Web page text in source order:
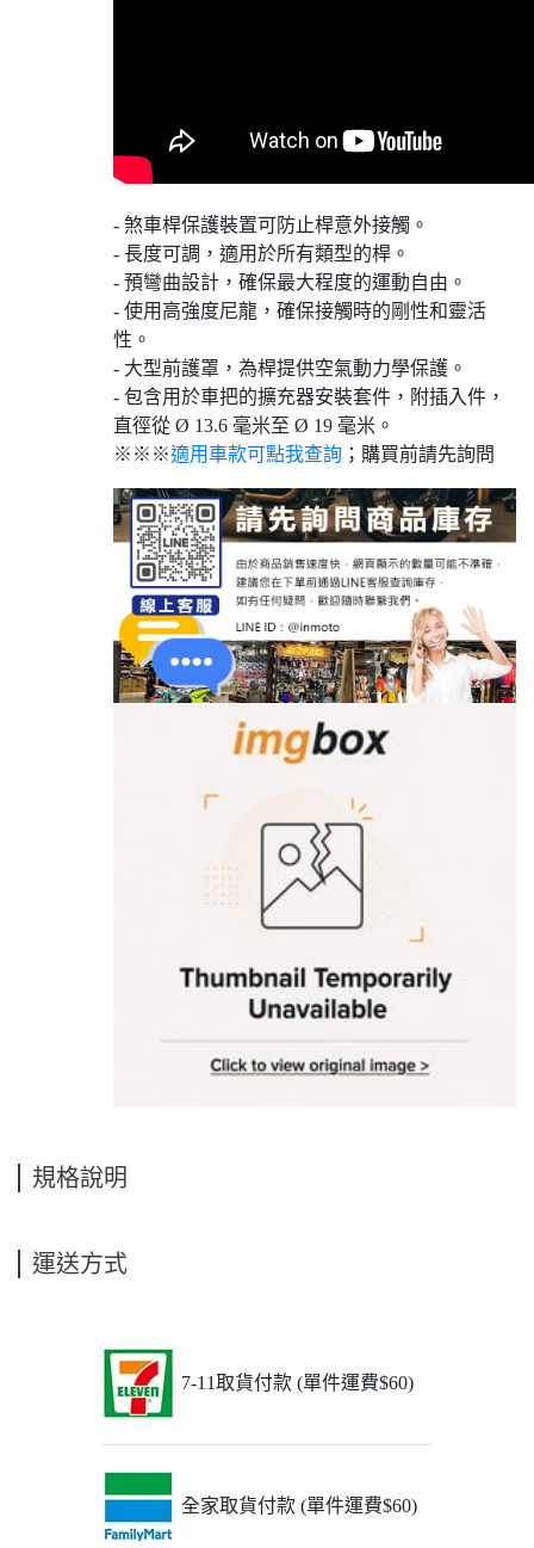
- 煞車桿保護裝置可防止桿意外接觸。
- 長度可調，適用於所有類型的桿。
- 預彎曲設計，確保最大程度的運動自由。
- 使用高強度尼龍，確保接觸時的剛性和靈活
性。
- 大型前護罩，為桿提供空氣動力學保護。
- 包含用於車把的擴充器安裝套件，附插入件，
直徑從 Ø 13.6 毫米至 Ø 19 毫米。
※※※適用車款可點我查詢 ；購買前請先詢問
規格說明
運送方式
7-11取貨付款 (單件運費$60)
全家取貨付款 (單件運費$60)